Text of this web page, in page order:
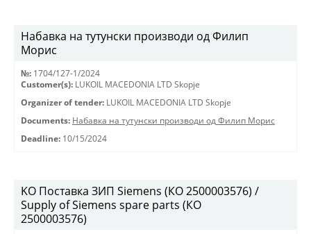
Набавка на тутунски производи од Филип
Морис
№: 1704/127-1/2024
Customer(s): LUKOIL MACEDONIA LTD Skopje
Organizer of tender: LUKOIL MACEDONIA LTD Skopje
Documents: Набавка на тутунски производи од Филип Морис
Deadline: 10/15/2024
KO Поставка ЗИП Siemens (КО 2500003576) /
Supply of Siemens spare parts (КО
2500003576)